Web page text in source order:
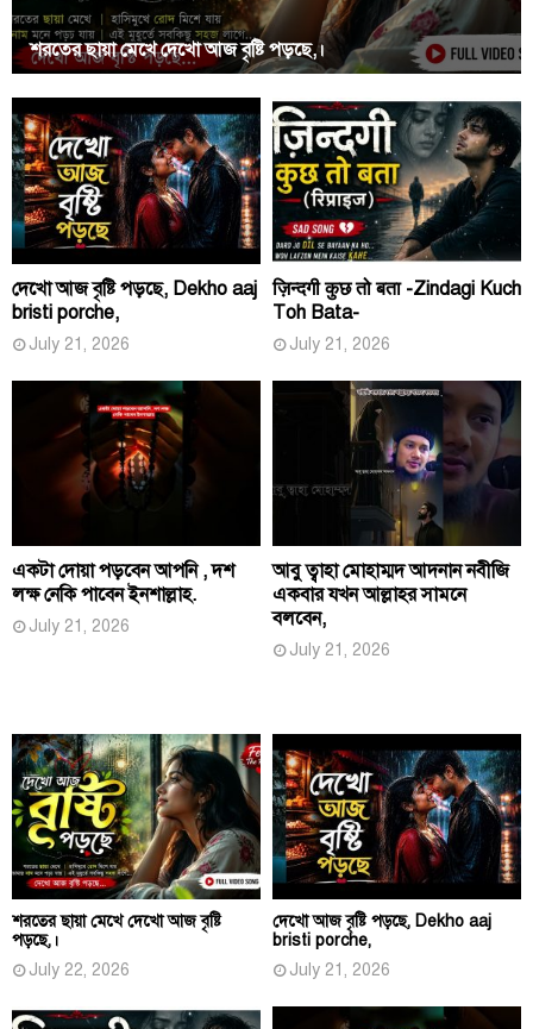
শরতের ছায়া মেখে দেখো আজ বৃষ্টি পড়ছে,।
দেখো আজ বৃষ্টি পড়ছে, Dekho aaj
bristi porche,
July 21, 2026
ज़िन्दगी कुछ तो बता -Zindagi Kuch
Toh Bata-
July 21, 2026
একটা দোয়া পড়বেন আপনি , দশ
লক্ষ নেকি পাবেন ইনশাল্লাহ.
July 21, 2026
আবু ত্বাহা মোহাম্মদ আদনান নবীজি
একবার যখন আল্লাহর সামনে
বলবেন,
July 21, 2026
শরতের ছায়া মেখে দেখো আজ বৃষ্টি
পড়ছে,।
July 22, 2026
দেখো আজ বৃষ্টি পড়ছে, Dekho aaj
bristi porche,
July 21, 2026